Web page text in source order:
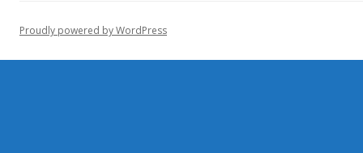
Proudly powered by WordPress